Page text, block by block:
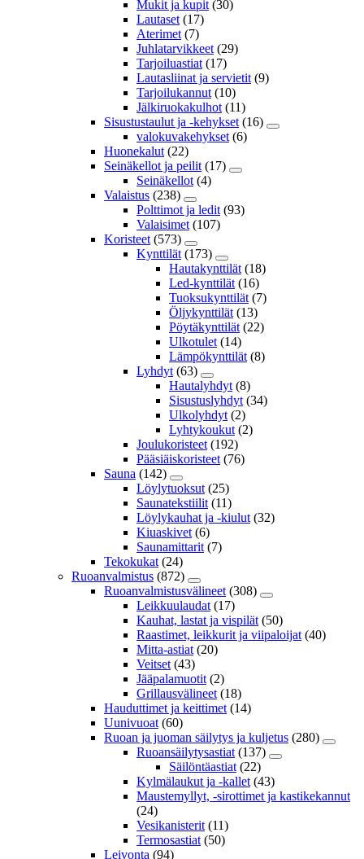
Mukit ja kupit (30)
Lautaset (17)
Aterimet (7)
Juhlatarvikkeet (29)
Tarjoiluastiat (17)
Lautasliinat ja servietit (9)
Tarjoilukannut (10)
Jälkiruokakulhot (11)
Sisustustaulut ja -kehykset (16)
valokuvakehykset (6)
Huonekalut (22)
Seinäkellot ja peilit (17)
Seinäkellot (4)
Valaistus (238)
Polttimot ja ledit (93)
Valaisimet (107)
Koristeet (573)
Kynttilät (173)
Hautakynttilät (18)
Led-kynttilät (16)
Tuoksukynttilät (7)
Öljykynttilät (13)
Pöytäkynttilät (22)
Ulkotulet (14)
Lämpökynttilät (8)
Lyhdyt (63)
Hautalyhdyt (8)
Sisustuslyhdyt (34)
Ulkolyhdyt (2)
Lyhtykoukut (2)
Joulukoristeet (192)
Pääsiäiskoristeet (76)
Sauna (142)
Löylytuoksut (25)
Saunatekstiilit (11)
Löylykauhat ja -kiulut (32)
Kiuaskivet (6)
Saunamittarit (7)
Tekokukat (24)
Ruoanvalmistus (872)
Ruoanvalmistusvälineet (308)
Leikkuulaudat (17)
Kauhat, lastat ja vispilät (50)
Raastimet, leikkurit ja viipaloijat (40)
Mitta-astiat (20)
Veitset (43)
Jääpalamuotit (2)
Grillausvälineet (18)
Hauduttimet ja keittimet (14)
Uunivuoat (60)
Ruoan ja juoman säilytys ja kuljetus (280)
Ruoansäilytysastiat (137)
Säilöntäastiat (22)
Kylmälaukut ja -kallet (43)
Maustemyllyt, -sirottimet ja kastikekannut
(24)
Vesikanisterit (11)
Termosastiat (50)
Leivonta (94)